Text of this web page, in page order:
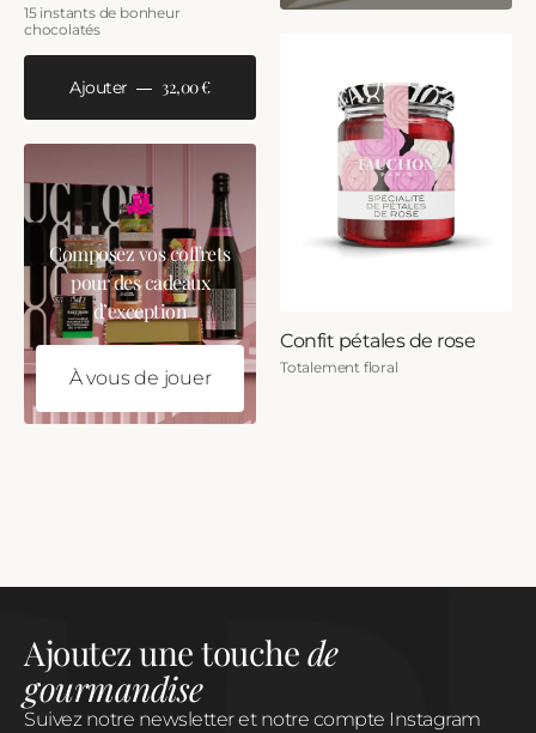
et lait
15 instants de bonheur
chocolatés
Ajouter 32,00 €
Composez vos coffrets
pour des cadeaux
d’exception
À vous de jouer
Confit pétales de rose
Totalement floral
Ajoutez une touchede
gourmandise
Suivez notre newsletter et notre compte Instagram